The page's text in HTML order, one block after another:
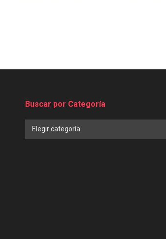
Buscar por Categoría
Buscar
Elegir categoría